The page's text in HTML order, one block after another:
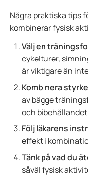
Några praktiska tips
kombinerar fysisk
Välj en
cykelturer,
är viktigare än
Kombinera
av bägge
och
Följ läkarens
effekt i
Tänk på vad du
såväl fysisk